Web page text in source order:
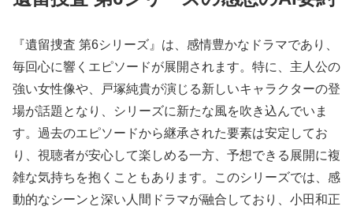
『遺留捜査 第6シリーズ』は、感情豊かなドラマであり、
毎回心に響くエピソードが展開されます。特に、主人公の
強い女性像や、戸塚純貴が演じる新しいキャラクターの登
場が話題となり、シリーズに新たな風を吹き込んでいま
す。過去のエピソードから継承された要素は安定してお
り、視聴者が安心して楽しめる一方、予想できる展開に複
雑な気持ちを抱くこともあります。このシリーズでは、感
動的なシーンと深い人間ドラマが融合しており、小田和正